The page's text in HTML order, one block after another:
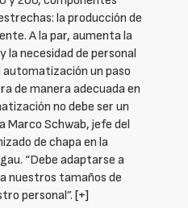
la producción de
A la par, aumenta la
la necesidad de personal
automatización un paso
de manera adecuada en
no debe ser un
Marco Schwab, jefe del
de chapa en la
“Debe adaptarse a
nuestros tamaños de
personal”. [+]